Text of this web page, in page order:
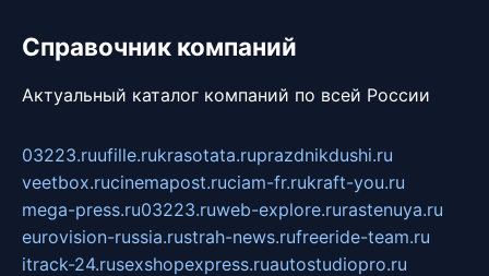
Справочник компаний
Актуальный каталог компаний по всей России
03223.ruufille.rukrasotata.ruprazdnikdushi.ru
veetbox.rucinemapost.ruciam-fr.rukraft-you.ru
mega-press.ru03223.ruweb-explore.rurastenuya.ru
eurovision-russia.rustrah-news.rufreeride-team.ru
itrack-24.rusexshopexpress.ruautostudiopro.ru